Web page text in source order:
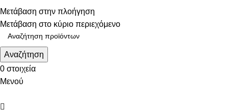
Μετάβαση στην πλοήγηση
Μετάβαση στο κύριο περιεχόμενο
Τηλεφωνικές παραγγελίες: 211 75 05 815
Αναζήτηση
0 στοιχεία
Μενού